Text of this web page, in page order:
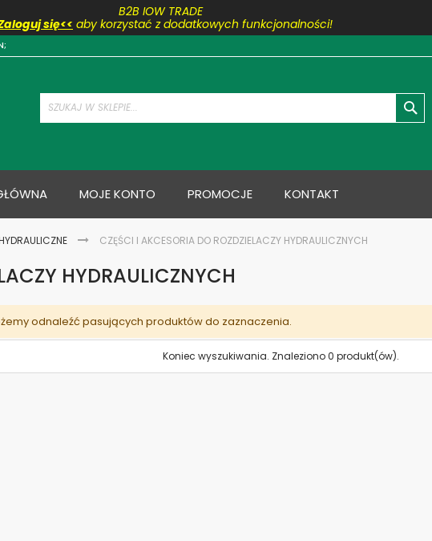
do
B2B IOW TRADE
się<< aby korzystać z dodatkowych funkcjonalności!
MOJE KONTO PROMOCJE KONTAKT
CZĘŚCI I AKCESORIA DO ROZDZIELACZY HYDRAULICZNYCH
HYDRAULICZNYCH
odnaleźć pasujących produktów do zaznaczenia.
Koniec wyszukiwania. Znaleziono 0 produkt(ów).